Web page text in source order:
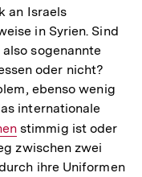
an Israels
in Syrien. Sind
sogenannte
oder nicht?
ebenso wenig
internationale
stimmig ist oder
zwischen zwei
ihre Uniformen